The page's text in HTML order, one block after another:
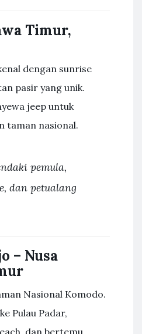
Timur,
dengan sunrise
pasir yang unik.
jeep untuk
taman nasional.
pemula,
dan petualang
– Nusa
Nasional Komodo.
Pulau Padar,
dan bertemu